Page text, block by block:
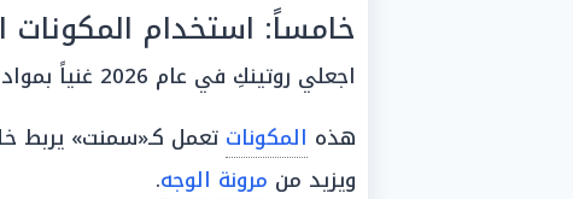
خامساً: استخدام المكونات
اجعلي روتينكِ في عام 2026 غنياً بمواد مثل الأحماض الدهنية والسيراميدات.
هذه المكونات تعمل كـ«سمنت» يربط
ويزيد من مرونة الوجه.